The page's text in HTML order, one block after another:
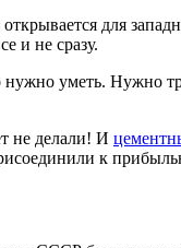
для
и не сразу.
уметь. Нужно
не делали! И
к